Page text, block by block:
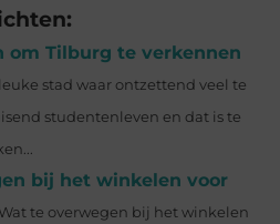
om Tilburg te verkennen
stad waar ontzettend veel te
studentenleven en dat is te
bij het winkelen voor
Wat te overwegen bij het winkelen